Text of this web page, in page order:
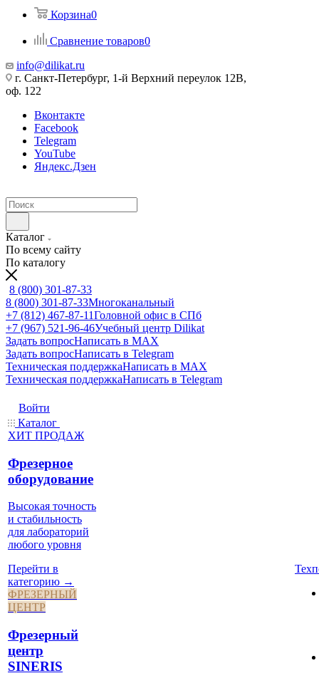
Корзина0
Сравнение товаров0
info@dilikat.ru
г. Санкт-Петербург, 1-й Верхний переулок 12В,
оф. 122
Вконтакте
Facebook
Telegram
YouTube
Яндекс.Дзен
Каталог
По всему сайту
По каталогу
8 (800) 301-87-33
8 (800) 301-87-33Многоканальный
+7 (812) 467-87-11Головной офис в СПб
+7 (967) 521-96-46Учебный центр Dilikat
Задать вопросНаписать в MAX
Задать вопросНаписать в Telegram
Техническая поддержкаНаписать в MAX
Техническая поддержкаНаписать в Telegram
Войти
Каталог
ХИТ ПРОДАЖ
Фрезерное
оборудование
Высокая точность
и стабильность
для лабораторий
любого уровня
Перейти в
категорию →
ФРЕЗЕРНЫЙ
ЦЕНТР
Фрезерный
центр
SINERIS